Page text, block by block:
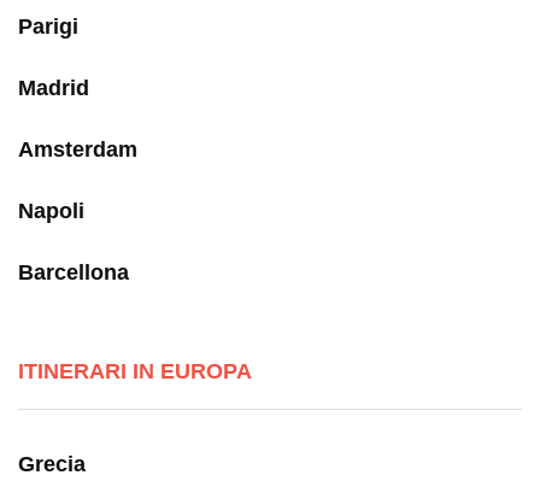
Parigi
Madrid
Amsterdam
Napoli
Barcellona
ITINERARI IN EUROPA
Grecia